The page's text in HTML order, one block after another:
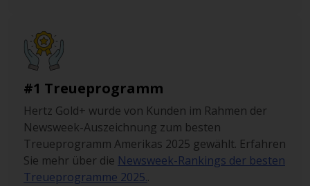
#1 Treueprogramm
Hertz Gold+ wurde von Kunden im Rahmen der
Newsweek-Auszeichnung zum besten
Treueprogramm Amerikas 2025 gewählt. Erfahren
Sie mehr über die Newsweek-Rankings der besten
Treueprogramme 2025..